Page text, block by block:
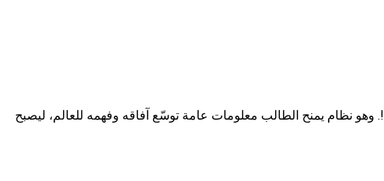
خلال التجربة، يحظى الطالب بفرصة توسيع معارفه ليس في العلوم والتكنولوجيا فحسب، بل أيضًا حول العالم من خلال ميزة MindUP!. وهو نظام يمنح الطالب معلومات عامة توسّع آفاقه وفهمه للعالم، ليصبح